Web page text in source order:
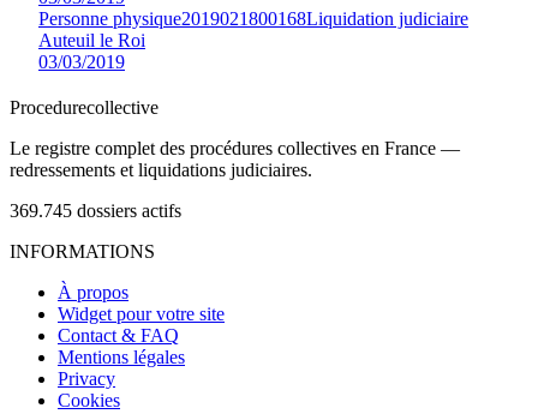
Personne physique2019021800168Liquidation judiciaire
Auteuil le Roi
03/03/2019
Procedurecollective
Le registre complet des procédures collectives en France —
redressements et liquidations judiciaires.
369.745 dossiers actifs
INFORMATIONS
À propos
Widget pour votre site
Contact & FAQ
Mentions légales
Privacy
Cookies